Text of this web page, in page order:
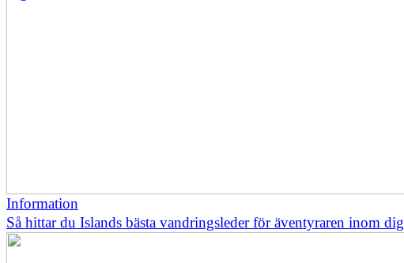
Information
Så hittar du Islands bästa vandringsleder för äventyraren inom dig